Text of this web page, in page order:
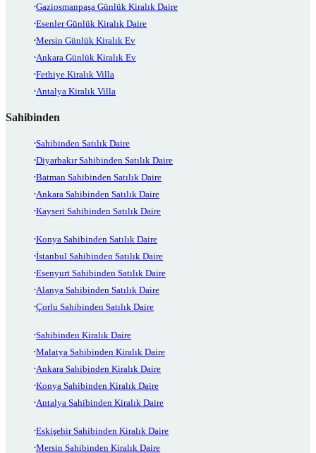
Gaziosmanpaşa Günlük Kiralık Daire
Esenler Günlük Kiralık Daire
Mersin Günlük Kiralık Ev
Ankara Günlük Kiralık Ev
Fethiye Kiralık Villa
Antalya Kiralık Villa
Sahibinden
Sahibinden Satılık Daire
Diyarbakır Sahibinden Satılık Daire
Batman Sahibinden Satılık Daire
Ankara Sahibinden Satılık Daire
Kayseri Sahibinden Satılık Daire
Konya Sahibinden Satılık Daire
İstanbul Sahibinden Satılık Daire
Esenyurt Sahibinden Satılık Daire
Alanya Sahibinden Satılık Daire
Çorlu Sahibinden Satılık Daire
Sahibinden Kiralık Daire
Malatya Sahibinden Kiralık Daire
Ankara Sahibinden Kiralık Daire
Konya Sahibinden Kiralık Daire
Antalya Sahibinden Kiralık Daire
Eskişehir Sahibinden Kiralık Daire
Mersin Sahibinden Kiralık Daire